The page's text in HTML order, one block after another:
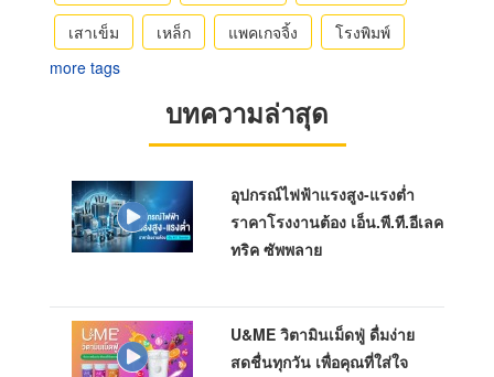
เสาเข็ม
เหล็ก แพคเกจจิ้ง
โรงพิมพ์
more tags
บทความล่าสุด
อุปกรณ์ไฟฟ้าแรงสูง-แรงต่ำ
ราคาโรงงานต้อง เอ็น.พี.ที.อีเลค
ทริค ซัพพลาย
U&ME วิตามินเม็ดฟู่ ดื่มง่าย
สดชื่นทุกวัน เพื่อคุณที่ใส่ใจ